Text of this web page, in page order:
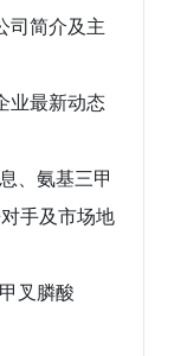
司简介及主
业最新动态
、氨基三甲
手及市场地
叉膦酸